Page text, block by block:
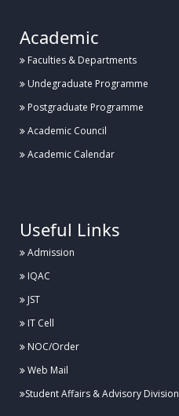
Academic
Faculties & Departments
Undegraduate Programme
Postgraduate Programme
Academic Council
Academic Calendar
Useful Links
Admission
IQAC
JST
IT Cell
NOC/Order
Web Mail
Student Affairs & Advisory Division